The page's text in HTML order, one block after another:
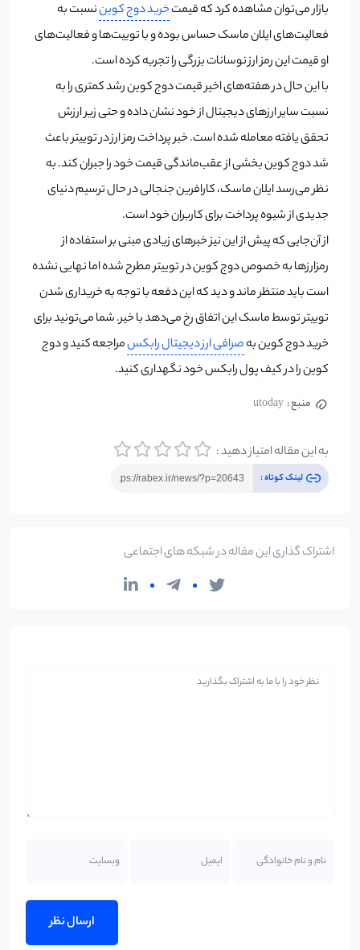
بازار می‌توان مشاهده کرد که قیمتخرید دوج کویننسبت به
فعالیت‌های ایلان ماسک حساس بوده و با توییت‌ها و فعالیت‌های
او قیمت این رمز ارز نوسانات بزرگی را تجربه کرده است.
با این حال در هفته‌های اخیر قیمت دوج کوین رشد کمتری را به
نسبت سایر ارزهای دیجیتال از خود نشان داده و حتی زیر ارزش
تحقق یافته معامله شده است. خبر پرداخت رمز ارز در توییتر باعث
شد دوج کوین بخشی از عقب‌ماندگی قیمت خود را جبران کند. به
نظر می‌رسد ایلان ماسک، کارافرین جنجالی در حال ترسیم دنیای
جدیدی از شیوه پرداخت برای کاربران خود است.
از آن‌جایی که پیش از این نیز خبرهای زیادی مبنی بر استفاده از
رمزارزها به خصوص دوج کوین در توییتر مطرح شده اما نهایی نشده
است باید منتظر ماند و دید که این دفعه با توجه به خریداری شدن
توییتر توسط ماسک این اتفاق رخ می‌دهد با خیر. شما می‌تونید برای
خرید دوج کوین بهصرافی ارز دیجیتال رابکسمراجعه کنید و دوج
کوین را در کیف پول رابکس خود نگهداری کنید.
منبع : utoday
به این مقاله امتیاز دهید :
لینک کوتاه :
اشتراک گذاری این مقاله در شبکه های اجتماعی